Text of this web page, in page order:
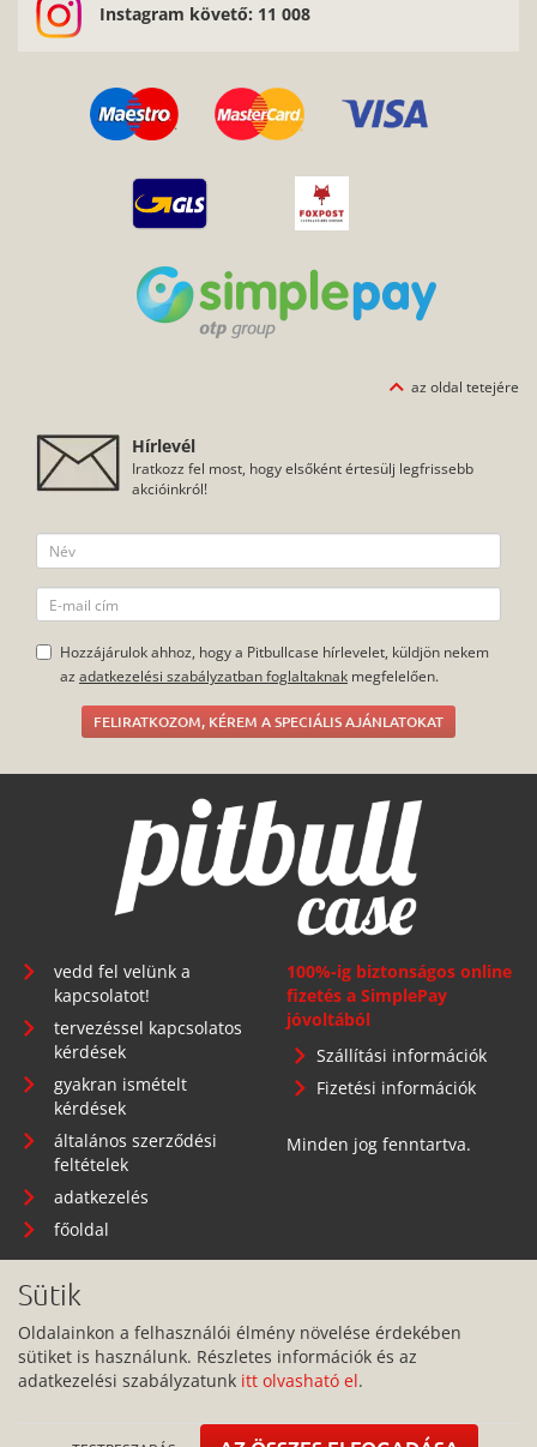
Instagram követő: 11 008
az oldal tetejére
Hírlevél
Iratkozz fel most, hogy elsőként értesülj legfrissebb
akcióinkról!
Hozzájárulok ahhoz, hogy a Pitbullcase hírlevelet, küldjön nekem
az adatkezelési szabályzatban foglaltaknak megfelelően.
FELIRATKOZOM, KÉREM A SPECIÁLIS AJÁNLATOKAT
vedd fel velünk a
kapcsolatot!
tervezéssel kapcsolatos
kérdések
gyakran ismételt
kérdések
általános szerződési
feltételek
adatkezelés
főoldal
100%-ig biztonságos online
fizetés a SimplePay
jóvoltából
Szállítási információk
Fizetési információk
Minden jog fenntartva.
Telephely: 1134 Budapest, Angyalföldi út 25.
info@pitbullcase.hu
Sütik
Oldalainkon a felhasználói élmény növelése érdekében
sütiket is használunk. Részletes információk és az
adatkezelési szabályzatunk itt olvasható el.